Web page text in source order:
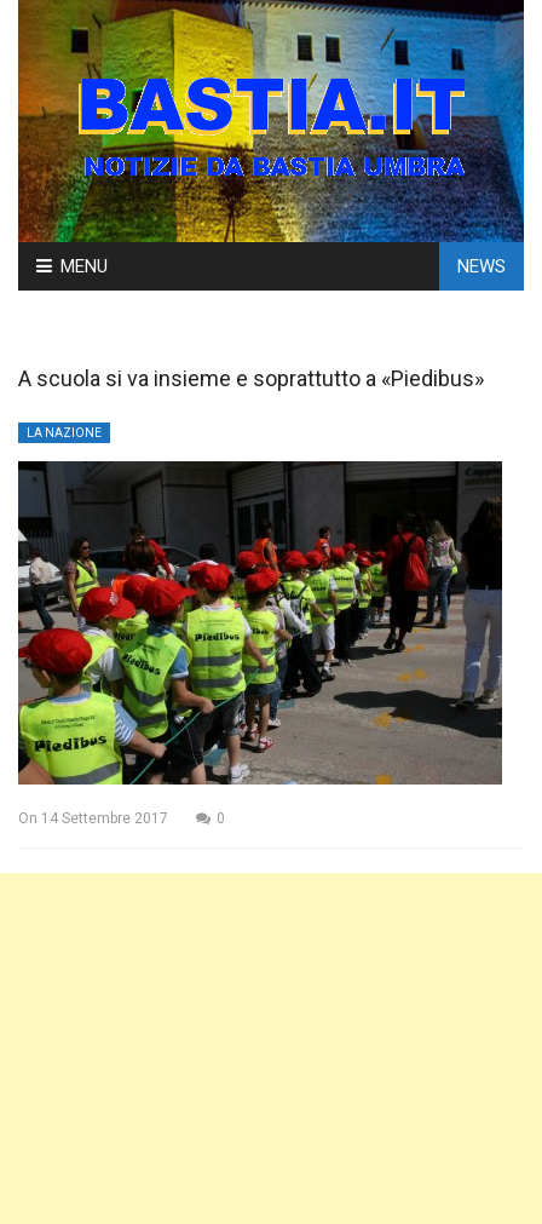
Skip
to
MENU NEWS
A scuola si va insieme e soprattutto a «Piedibus»
LA NAZIONE
On 14 Settembre 2017 0